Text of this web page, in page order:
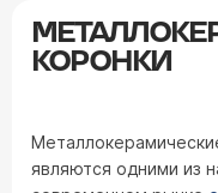
КОРОНКИ
являются одними из